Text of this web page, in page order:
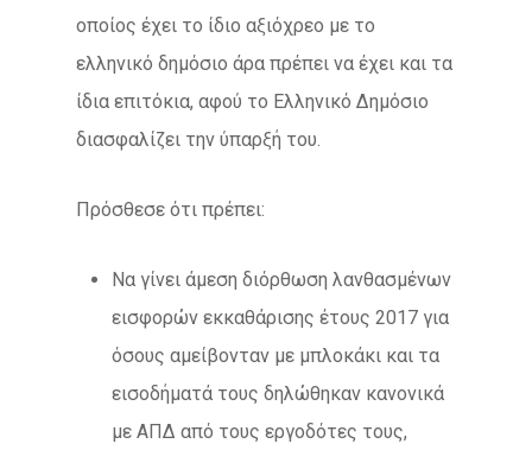
οποίος έχει το ίδιο αξιόχρεο με το
ελληνικό δημόσιο άρα πρέπει να έχει και τα
ίδια επιτόκια, αφού το Ελληνικό Δημόσιο
διασφαλίζει την ύπαρξή του.
Πρόσθεσε ότι πρέπει:
Να γίνει άμεση διόρθωση λανθασμένων
εισφορών εκκαθάρισης έτους 2017 για
όσους αμείβονταν με μπλοκάκι και τα
εισοδήματά τους δηλώθηκαν κανονικά
με ΑΠΔ από τους εργοδότες τους,